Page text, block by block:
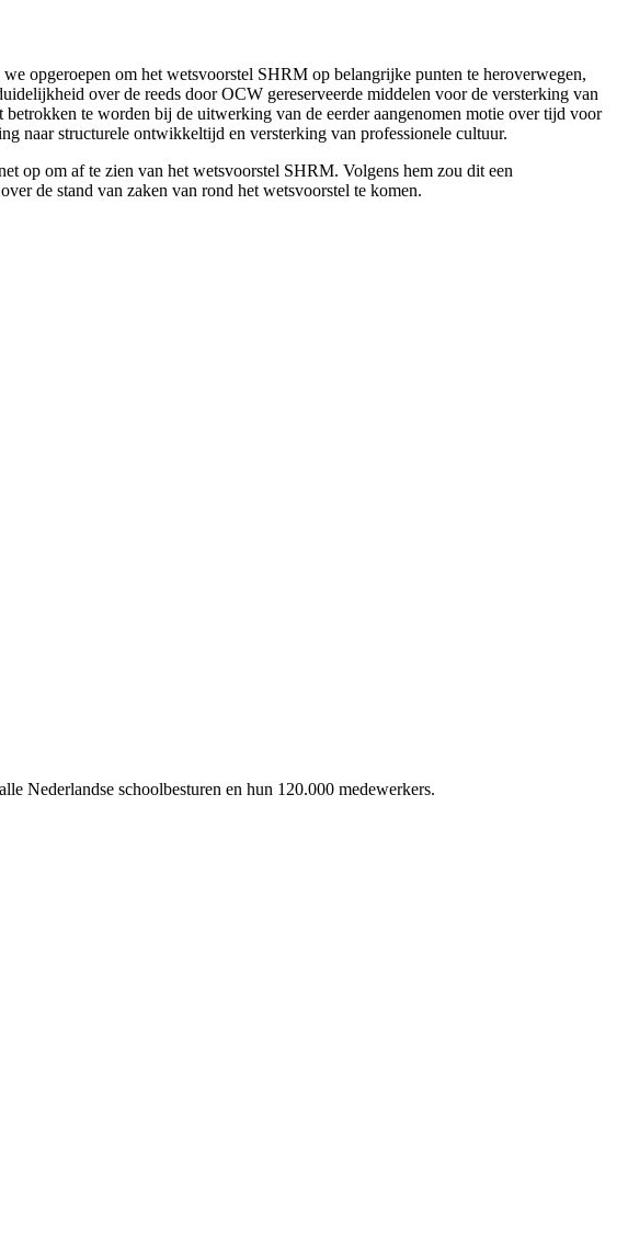
opgeroepen om het wetsvoorstel SHRM op belangrijke punten te heroverwegen,
over de reeds door OCW gereserveerde middelen voor de versterking van
te worden bij de uitwerking van de eerder aangenomen motie over tijd voor
naar structurele ontwikkeltijd en versterking van professionele cultuur.
op om af te zien van het wetsvoorstel SHRM. Volgens hem zou dit een
de stand van zaken van rond het wetsvoorstel te komen.
Nederlandse schoolbesturen en hun 120.000 medewerkers.